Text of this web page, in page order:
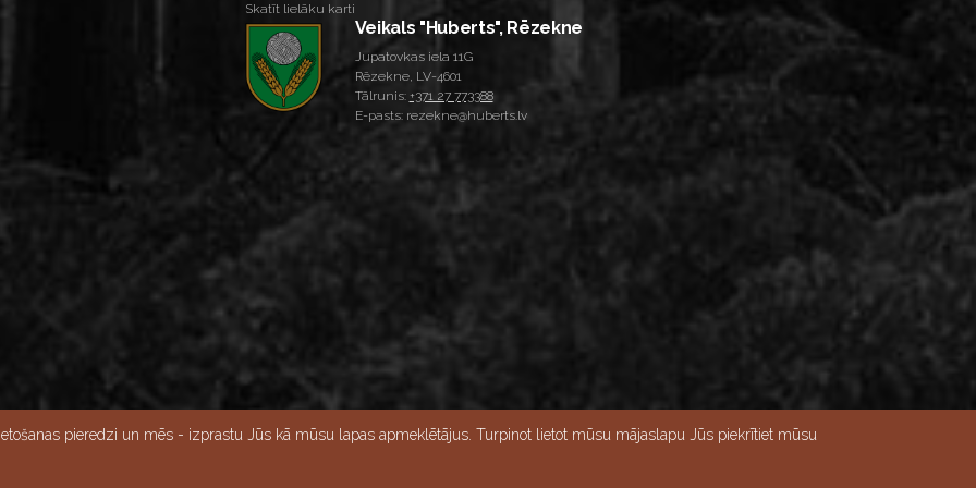
Skatīt lielāku karti
Veikals "Huberts", Rēzekne
Jupatovkas iela 11G
Rēzekne, LV-4601
Tālrunis: +371 27 773388
E-pasts: rezekne@huberts.lv
Skatīt lielāku karti
Svētdien - slēgts
pieredzi un mēs - izprastu Jūs kā mūsu lapas apmeklētājus. Turpinot lietot mūsu mājaslapu Jūs piekrītiet mūsu